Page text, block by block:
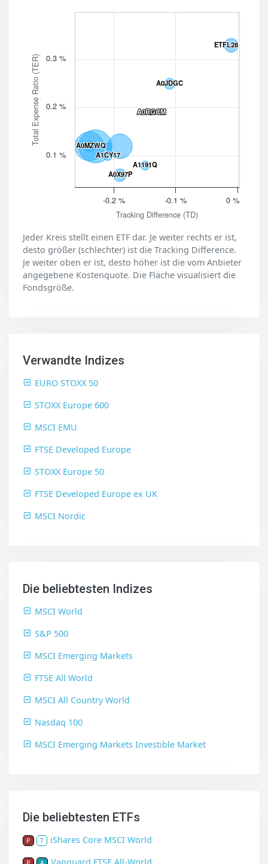
Tracking Difference (TD)
Total Expense Ratio (TER)
ETFL28
ETFL28
A0JDGC
A0JDGC
A0MZWQ
A0MZWQ
A1CY17
A1CY17
A0RGCM
A0RGCM
A1191Q
A1191Q
A0X97P
A0X97P
-0.2 % -0.1 % 0 %
0.1 %
0.2 %
0.3 %
Jeder Kreis stellt einen ETF dar. Je weiter rechts er ist,
desto größer (schlechter) ist die Tracking Difference.
Je weiter oben er ist, desto höher ist die vom Anbieter
angegebene Kostenquote. Die Fläche visualisiert die
Fondsgröße.
Verwandte Indizes
EURO STOXX 50
STOXX Europe 600
MSCI EMU
FTSE Developed Europe
STOXX Europe 50
FTSE Developed Europe ex UK
MSCI Nordic
Die beliebtesten Indizes
MSCI World
S&P 500
MSCI Emerging Markets
FTSE All World
MSCI All Country World
Nasdaq 100
MSCI Emerging Markets Investible Market
Die beliebtesten ETFs
P T iShares Core MSCI World